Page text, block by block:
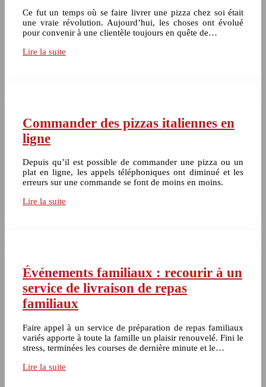
Ce fut un temps où se faire livrer une pizza chez soi était
une vraie révolution. Aujourd’hui, les choses ont évolué
pour convenir à une clientèle toujours en quête de…
Lire la suite
Commander des pizzas italiennes en
ligne
Depuis qu’il est possible de commander une pizza ou un
plat en ligne, les appels téléphoniques ont diminué et les
erreurs sur une commande se font de moins en moins.
Lire la suite
Événements familiaux : recourir à un
service de livraison de repas
familiaux
Faire appel à un service de préparation de repas familiaux
variés apporte à toute la famille un plaisir renouvelé. Fini le
stress, terminées les courses de dernière minute et le…
Lire la suite